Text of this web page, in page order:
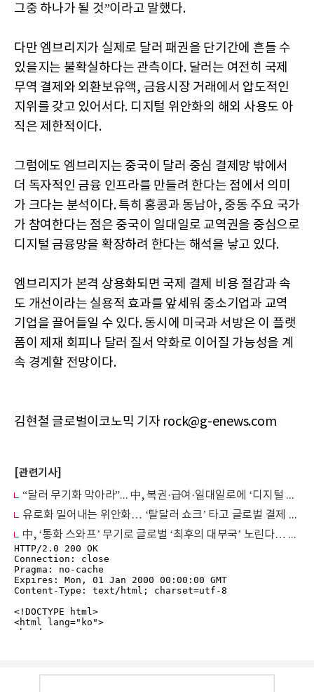
그중 하나가 될 것”이라고 말했다.
다만 엠브리지가 실제로 달러 패권을 단기간에 흔들 수
있을지는 불확실하다는 관측이다. 달러는 여전히 국제
무역 결제와 외환보유액, 금융시장 거래에서 압도적인
지위를 갖고 있어서다. 디지털 위안화의 해외 사용도 아
직은 제한적이다.
그럼에도 엠브리지는 중국이 달러 중심 결제망 밖에서
더 독자적인 금융 인프라를 만들려 한다는 점에서 의미
가 크다는 분석이다. 특히 홍콩과 동남아, 중동 주요 국가
가 참여한다는 점은 중국이 일대일로 교역권을 중심으로
디지털 금융망을 확장하려 한다는 해석을 낳고 있다.
엠브리지가 본격 상용화되면 국제 결제 비용 절감과 속
도 개선이라는 실용적 효과를 앞세워 중소기업과 교역
기업을 끌어들일 수 있다. 동시에 미국과 서방은 이 플랫
폼이 제재 회피나 달러 질서 약화로 이어질 가능성을 계
속 경계할 전망이다.
김현철 글로벌이코노믹 기자 rock@g-enews.com
[관련기사]
“달러 무기화 막아라”... 中, 복권·급여·일대일로에 ‘디지털 위안화’ 전방위 강제 수혈
유로화 밀어내는 위안화… ‘탈달러 쇼크’ 타고 글로벌 결제 2위 정조준
中, ‘통화 스와프’ 무기로 글로벌 ‘최후의 대부국’ 노린다… “달러 무기화가 위안화에 기회”